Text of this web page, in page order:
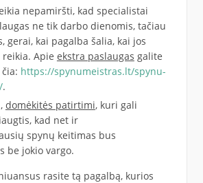
nepamiršti, kad specialistai
ne tik darbo dienomis, tačiau
gerai, kai pagalba šalia, kai jos
Apie ekstra paslaugas galite
https://spynumeistras.lt/spynu-
.
domėkitės patirtimi, kuri gali
kad net ir
spynų keitimas bus
be jokio vargo.
rasite tą pagalbą, kurios